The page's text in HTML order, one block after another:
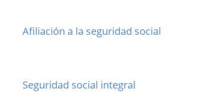
Afiliación a la seguridad social
Seguridad social integral